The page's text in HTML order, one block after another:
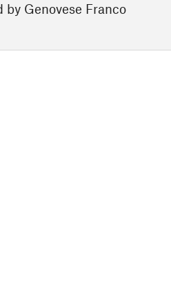
by Genovese Franco